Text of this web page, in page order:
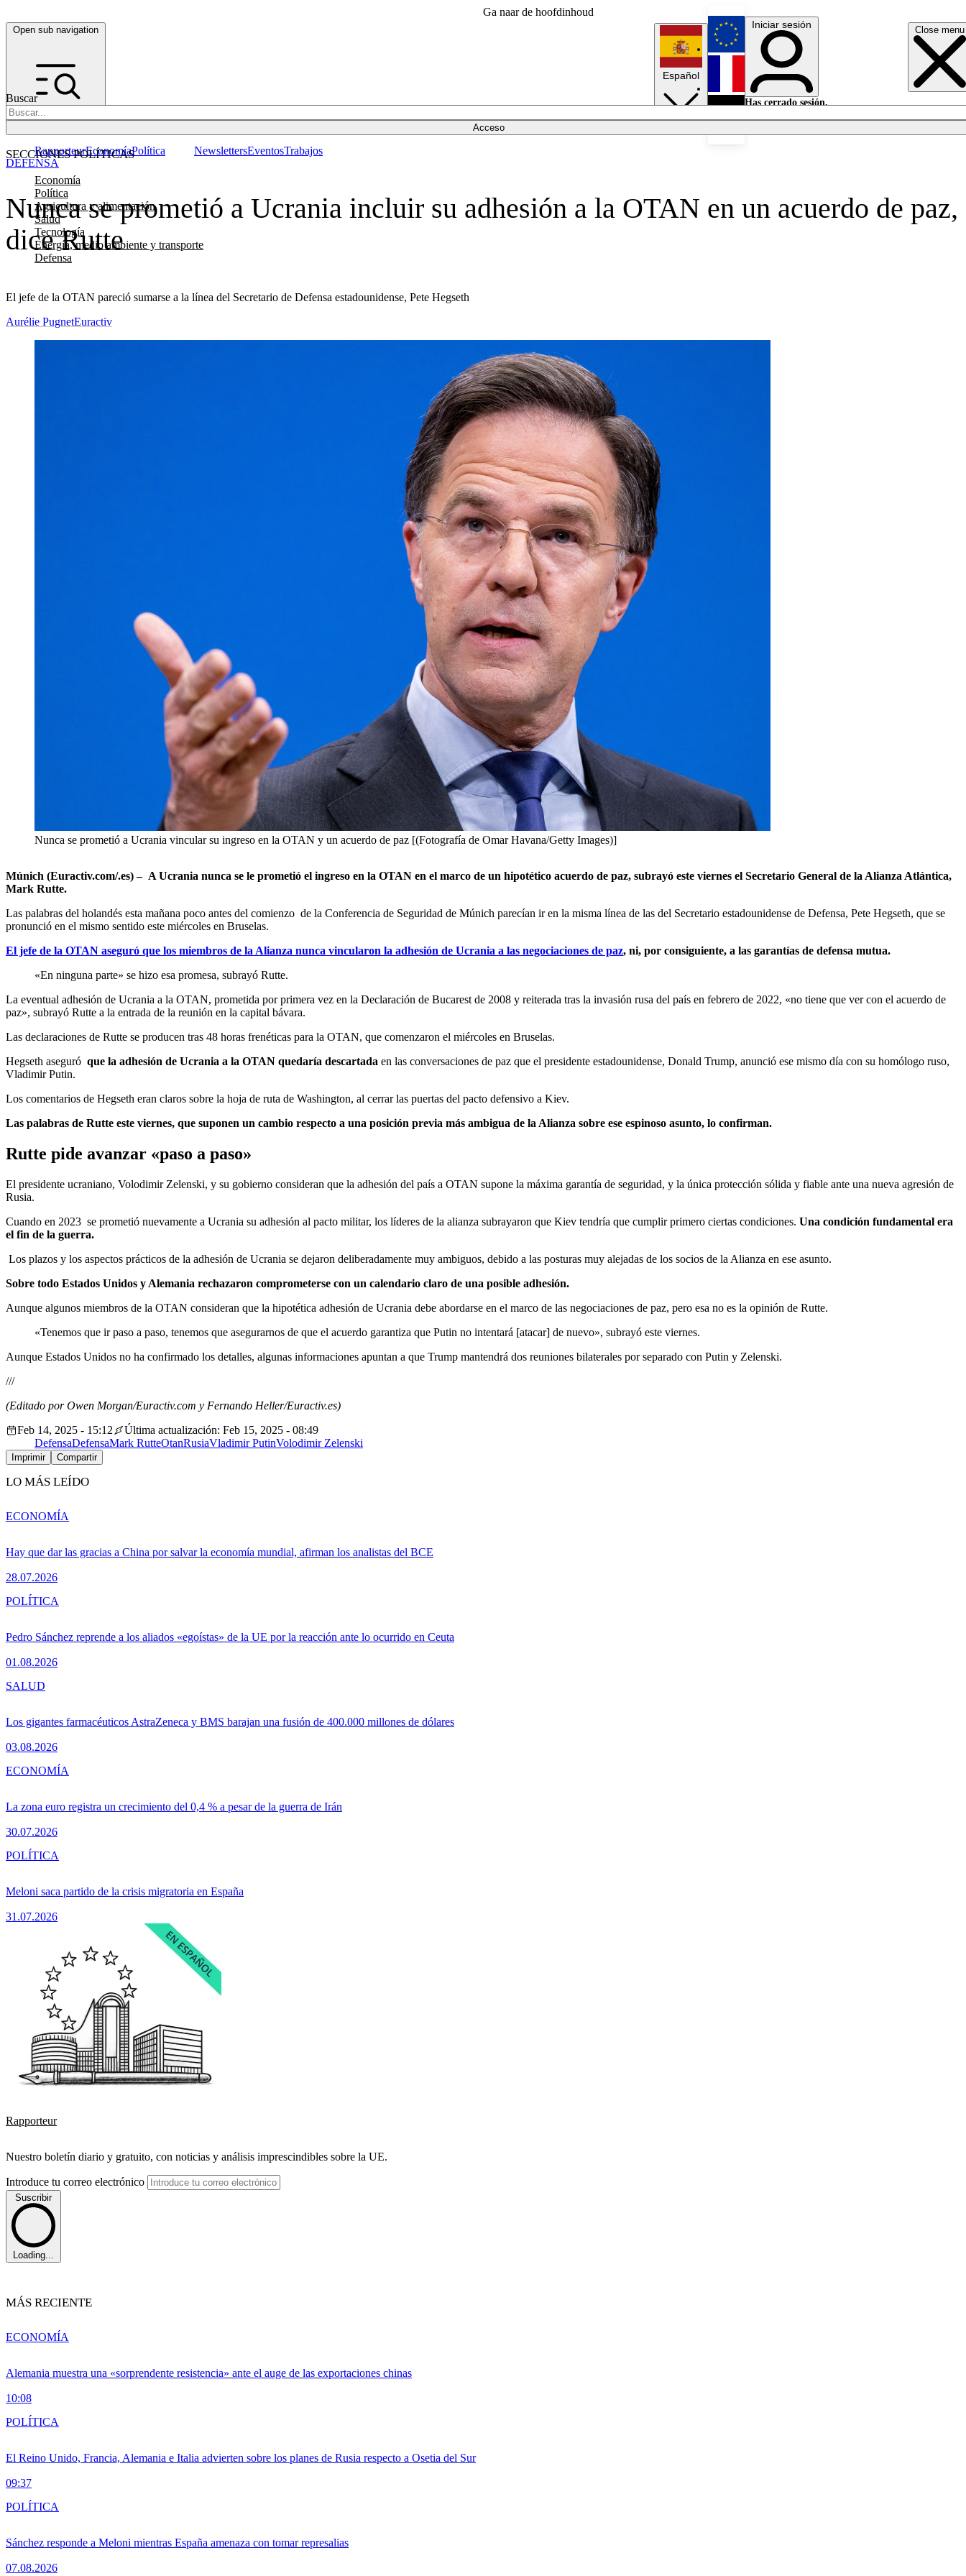
Ga naar de hoofdinhoud
Open sub navigation Close menu
Buscar
Acceso
SECCIONES POLÍTICAS
Economía
Política
Agricultura y alimentación
Salud
Tecnología
Energía, medio ambiente y transporte
Defensa
RapporteurEconomíaPolítica NewslettersEventosTrabajos
Español
English
Français
Iniciar sesión
Has cerrado sesión.
Nunca se prometió a Ucrania incluir su adhesión a la OTAN en un acuerdo de paz,
dice Rutte
El jefe de la OTAN pareció sumarse a la línea del Secretario de Defensa estadounidense, Pete Hegseth
DEFENSA
Aurélie PugnetEuractiv
Nunca se prometió a Ucrania vincular su ingreso en la OTAN y un acuerdo de paz [(Fotografía de Omar Havana/Getty Images)]
Múnich (Euractiv.com/.es) – A Ucrania nunca se le prometió el ingreso en la OTAN en el marco de un hipotético acuerdo de paz, subrayó este viernes el Secretario General de la Alianza Atlántica,
Mark Rutte.
Las palabras del holandés esta mañana poco antes del comienzo de la Conferencia de Seguridad de Múnich parecían ir en la misma línea de las del Secretario estadounidense de Defensa, Pete Hegseth, que se
pronunció en el mismo sentido este miércoles en Bruselas.
El jefe de la OTAN aseguró que los miembros de la Alianza nunca vincularon la adhesión de Ucrania a las negociaciones de paz, ni, por consiguiente, a las garantías de defensa mutua.
«En ninguna parte» se hizo esa promesa, subrayó Rutte.
La eventual adhesión de Ucrania a la OTAN, prometida por primera vez en la Declaración de Bucarest de 2008 y reiterada tras la invasión rusa del país en febrero de 2022, «no tiene que ver con el acuerdo de
paz», subrayó Rutte a la entrada de la reunión en la capital bávara.
Las declaraciones de Rutte se producen tras 48 horas frenéticas para la OTAN, que comenzaron el miércoles en Bruselas.
Hegseth aseguró que la adhesión de Ucrania a la OTAN quedaría descartada en las conversaciones de paz que el presidente estadounidense, Donald Trump, anunció ese mismo día con su homólogo ruso,
Vladimir Putin.
Los comentarios de Hegseth eran claros sobre la hoja de ruta de Washington, al cerrar las puertas del pacto defensivo a Kiev.
Las palabras de Rutte este viernes, que suponen un cambio respecto a una posición previa más ambigua de la Alianza sobre ese espinoso asunto, lo confirman.
Rutte pide avanzar «paso a paso»
El presidente ucraniano, Volodimir Zelenski, y su gobierno consideran que la adhesión del país a OTAN supone la máxima garantía de seguridad, y la única protección sólida y fiable ante una nueva agresión de
Rusia.
Cuando en 2023 se prometió nuevamente a Ucrania su adhesión al pacto militar, los líderes de la alianza subrayaron que Kiev tendría que cumplir primero ciertas condiciones. Una condición fundamental era
el fin de la guerra.
Los plazos y los aspectos prácticos de la adhesión de Ucrania se dejaron deliberadamente muy ambiguos, debido a las posturas muy alejadas de los socios de la Alianza en ese asunto.
Sobre todo Estados Unidos y Alemania rechazaron comprometerse con un calendario claro de una posible adhesión.
Aunque algunos miembros de la OTAN consideran que la hipotética adhesión de Ucrania debe abordarse en el marco de las negociaciones de paz, pero esa no es la opinión de Rutte.
«Tenemos que ir paso a paso, tenemos que asegurarnos de que el acuerdo garantiza que Putin no intentará [atacar] de nuevo», subrayó este viernes.
Aunque Estados Unidos no ha confirmado los detalles, algunas informaciones apuntan a que Trump mantendrá dos reuniones bilaterales por separado con Putin y Zelenski.
///
(Editado por Owen Morgan/Euractiv.com y Fernando Heller/Euractiv.es)
Feb 14, 2025 - 15:12
Última actualización: Feb 15, 2025 - 08:49
DefensaDefensaMark RutteOtanRusiaVladimir PutinVolodimir Zelenski
Imprimir Compartir
LO MÁS LEÍDO
Hay que dar las gracias a China por salvar la economía mundial, afirman los analistas del BCE
28.07.2026
ECONOMÍA
Pedro Sánchez reprende a los aliados «egoístas» de la UE por la reacción ante lo ocurrido en Ceuta
01.08.2026
POLÍTICA
Los gigantes farmacéuticos AstraZeneca y BMS barajan una fusión de 400.000 millones de dólares
03.08.2026
SALUD
La zona euro registra un crecimiento del 0,4 % a pesar de la guerra de Irán
30.07.2026
ECONOMÍA
Meloni saca partido de la crisis migratoria en España
31.07.2026
POLÍTICA
Rapporteur
Nuestro boletín diario y gratuito, con noticias y análisis imprescindibles sobre la UE.
Introduce tu correo electrónico
Suscribir
Loading...
MÁS RECIENTE
Alemania muestra una «sorprendente resistencia» ante el auge de las exportaciones chinas
10:08
ECONOMÍA
El Reino Unido, Francia, Alemania e Italia advierten sobre los planes de Rusia respecto a Osetia del Sur
09:37
POLÍTICA
Sánchez responde a Meloni mientras España amenaza con tomar represalias
07.08.2026
POLÍTICA